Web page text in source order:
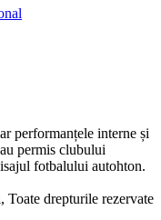
performanțele interne și
permis clubului
fotbalului autohton.
drepturile rezervate